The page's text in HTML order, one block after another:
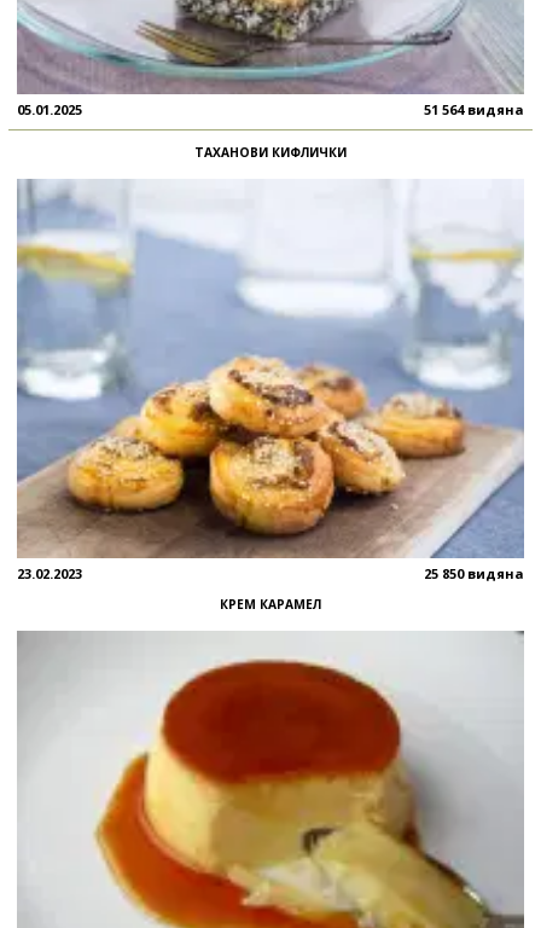
05.01.2025 51 564 видяна
ТАХАНОВИ КИФЛИЧКИ
23.02.2023 25 850 видяна
КРЕМ КАРАМЕЛ